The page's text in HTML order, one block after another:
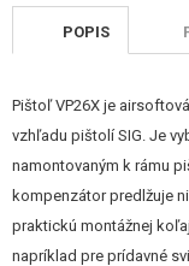
ZĽAVY, AKCIE
POPIS
Pištoľ VP26X je
vzhľadu pištolí SIG. Je
namontovaným k rámu
kompenzátor predlžuje
praktickú montážnej
napríklad pre prídavné